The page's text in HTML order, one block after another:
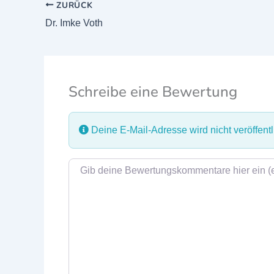
ZURÜCK
Dr. Imke Voth
Schreibe eine Bewertung
Deine E-Mail-Adresse wird nicht
Rezensionstext